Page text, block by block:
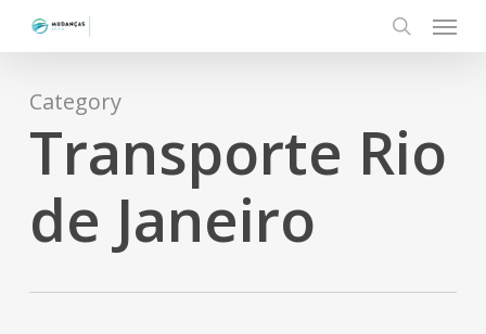
content
search
Menu
Category
Transporte Rio
de Janeiro